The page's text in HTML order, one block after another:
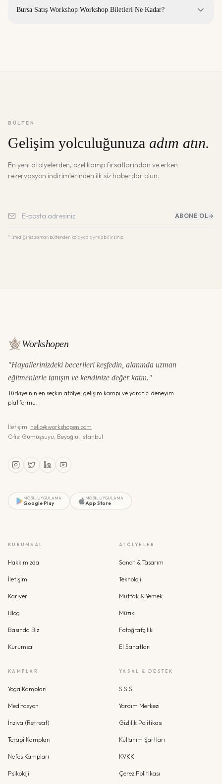
Bursa Satış Workshop Workshop Biletleri Ne Kadar?
BÜLTEN
Gelişim yolculuğunuza adım atın.
En yeni atölyelerden, özel kamp fırsatlarından ve erken
rezervasyon indirimlerinden ilk siz haberdar olun.
ABONE OL→
* İstediğiniz zaman bültenden kolayca ayrılabilirsiniz.
Workshopen
"Hayallerinizdeki becerileri keşfedin, alanında uzman
eğitmenlerle tanışın ve kendinize değer katın."
Türkiye'nin en seçkin atölye, gelişim kampı ve yaratıcı deneyim
platformu.
İletişim: hello@workshopen.com
Ofis: Gümüşsuyu, Beyoğlu, İstanbul
MOBIL UYGULAMA
Google Play
MOBIL UYGULAMA
App Store
KURUMSAL
Hakkımızda
İletişim
Kariyer
Blog
Basında Biz
Kurumsal
ATÖLYELER
Sanat & Tasarım
Teknoloji
Mutfak & Yemek
Müzik
Fotoğrafçılık
El Sanatları
KAMPLAR
Yoga Kampları
Meditasyon
İnziva (Retreat)
Terapi Kampları
Nefes Kampları
Psikoloji
YASAL & DESTEK
S.S.S.
Yardım Merkezi
Gizlilik Politikası
Kullanım Şartları
KVKK
Çerez Politikası